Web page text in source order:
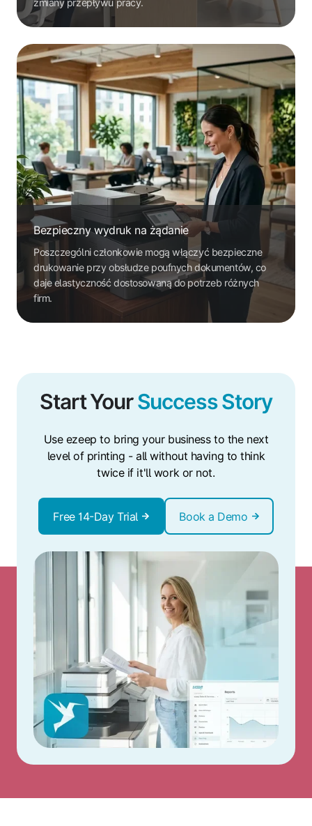
zmiany przepływu pracy.
Bezpieczny wydruk na żądanie
Poszczególni członkowie mogą włączyć bezpieczne
drukowanie przy obsłudze poufnych dokumentów, co
daje elastyczność dostosowaną do potrzeb różnych
firm.
Start YourSuccess Story
Use ezeep to bring your business to the next
level of printing - all without having to think
twice if it'll work or not.
Free 14-Day Trial Book a Demo